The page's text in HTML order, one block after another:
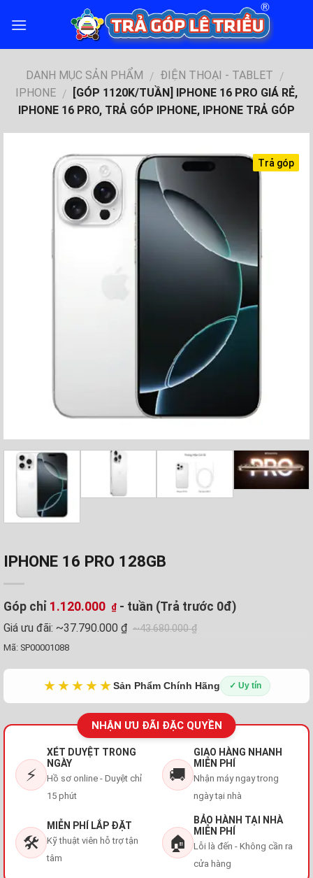
DANH MỤC SẢN PHẨM / ĐIỆN THOẠI - TABLET /
IPHONE /
[GÓP 1120K/TUẦN] IPHONE 16 PRO GIÁ RẺ,
IPHONE 16 PRO, TRẢ GÓP IPHONE, IPHONE TRẢ GÓP
Trả góp
IPHONE 16 PRO 128GB
Góp chỉ 1.120.000 ₫ - tuần (Trả trước 0đ)
Giá ưu đãi: ~37.790.000 ₫ ~43.680.000 ₫
Mã: SP00001088
★★★★★Sản Phẩm Chính Hãng ✓ Uy tín
NHẬN ƯU ĐÃI ĐẶC QUYỀN
⚡
XÉT DUYỆT TRONG
NGÀY
Hồ sơ online - Duyệt chỉ
15 phút
🚚
GIAO HÀNG NHANH
MIỄN PHÍ
Nhận máy ngay trong
ngày tại nhà
🛠️
MIỄN PHÍ LẮP ĐẶT
Kỹ thuật viên hỗ trợ tận
tâm
🏠
BẢO HÀNH TẠI NHÀ
MIỄN PHÍ
Lỗi là đến - Không cần ra
cửa hàng